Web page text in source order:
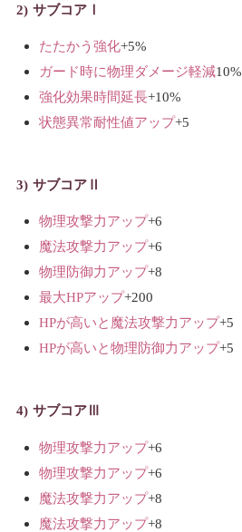
サブコアⅠ
たたかう強化+5%
ガード時に物理ダメージ軽減10%
強化効果時間延長+10%
状態異常耐性値アップ+5
サブコアⅡ
物理攻撃力アップ+6
魔法攻撃力アップ+6
物理防御力アップ+8
最大HPアップ+200
HPが高いと魔法攻撃力アップ+5
HPが高いと物理防御力アップ+5
サブコアⅢ
物理攻撃力アップ+6
物理攻撃力アップ+6
魔法攻撃力アップ+8
魔法攻撃力アップ+8